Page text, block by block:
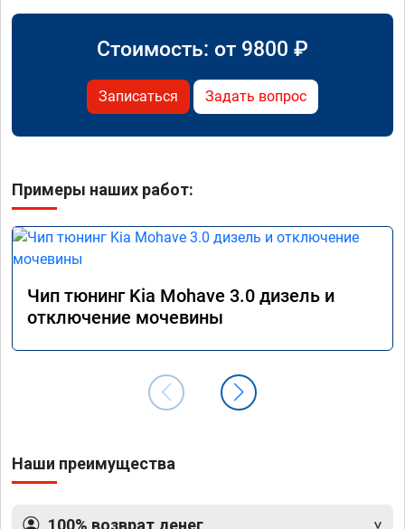
Стоимость: от 9800 ₽
Записаться Задать вопрос
Примеры наших работ:
Чип тюнинг Kia Mohave 3.0 дизель и
отключение мочевины
Наши преимущества
100% возврат денег